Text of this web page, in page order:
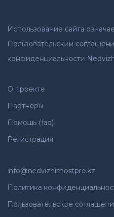
Использование сайта
Пользовательским
конфиденциальности
О проекте
Партнеры
Помощь (faq)
Регистрация
info@nedvizhimostpro.kz
Политика
Пользовательское